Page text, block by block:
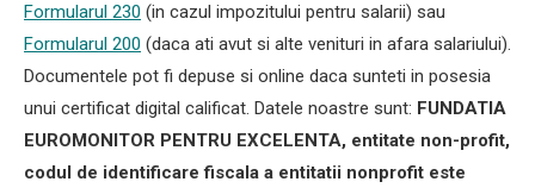
Formularul 230 (in cazul impozitului pentru salarii) sau
Formularul 200 (daca ati avut si alte venituri in afara salariului).
Documentele pot fi depuse si online daca sunteti in posesia
unui certificat digital calificat. Datele noastre sunt: FUNDATIA
EUROMONITOR PENTRU EXCELENTA, entitate non-profit,
codul de identificare fiscala a entitatii nonprofit este